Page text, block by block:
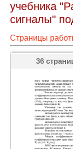
учебника
сигналы"
Страницы
36